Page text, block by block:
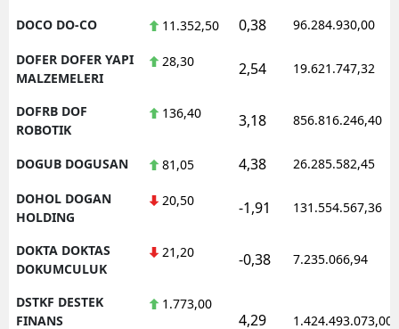
DOCO DO-CO 11.352,50 0,38 96.284.930,00
DOFER DOFER YAPI
MALZEMELERI
28,30 2,54 19.621.747,32
DOFRB DOF
ROBOTIK
136,40 3,18 856.816.246,40
DOGUB DOGUSAN 81,05 4,38 26.285.582,45
DOHOL DOGAN
HOLDING
20,50 -1,91 131.554.567,36
DOKTA DOKTAS
DOKUMCULUK
21,20 -0,38 7.235.066,94
DSTKF DESTEK
FINANS
1.773,00
4,29 1.424.493.073,00